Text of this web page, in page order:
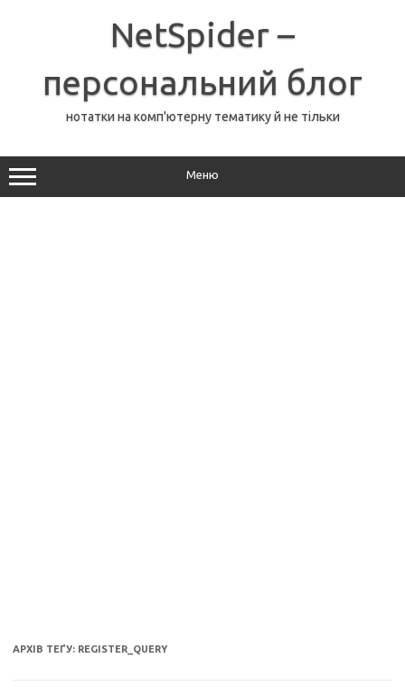
NetSpider –
персональний блог
нотатки на комп'ютерну тематику й не тільки
Меню
АРХІВ ТЕҐУ: REGISTER_QUERY